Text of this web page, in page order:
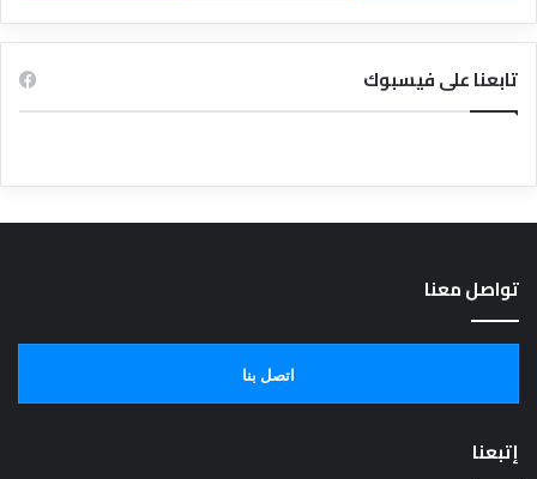
تابعنا على فيسبوك
تواصل معنا
اتصل بنا
إتبعنا